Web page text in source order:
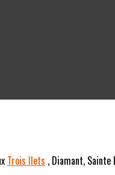
Trois Ilets , Diamant, Sainte